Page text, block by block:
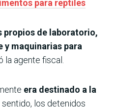
para reptiles
propios de laboratorio,
y maquinarias para
la agente fiscal.
era destinado a la
sentido, los detenidos